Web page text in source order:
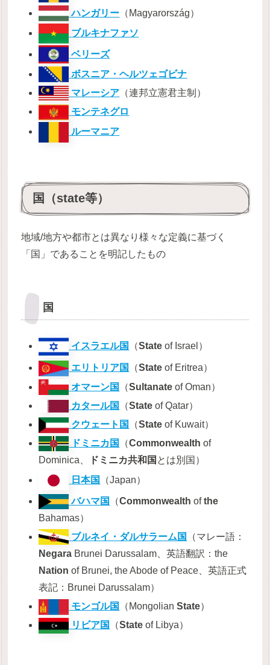
ハンガリー （Magyarország）
ブルキナファソ
ベリーズ
ボスニア・ヘルツェゴビナ
マレーシア （連邦立憲君主制）
モンテネグロ
ルーマニア
国（state等）
地域/地方や都市とは異なり様々な定義に基づく
「国」であることを明記したもの
国
イスラエル国 （State of Israel）
エリトリア国 （State of Eritrea）
オマーン国
（Sultanate of Oman）
カタール国
（State of Qatar）
クウェート国
（State of Kuwait）
ドミニカ国
（Commonwealth of
Dominica、
ドミニカ共和国 とは別国）
日本国
（Japan）
バハマ国 （Commonwealth ofthe
Bahamas）
ブルネイ・ダルサラーム国
（マレー語：
Negara Brunei Darussalam、英語翻訳：the
Nation of Brunei, the Abode of Peace、英語正式
表記：Brunei Darussalam）
モンゴル国
（MongolianState）
リビア国
（State of Libya）